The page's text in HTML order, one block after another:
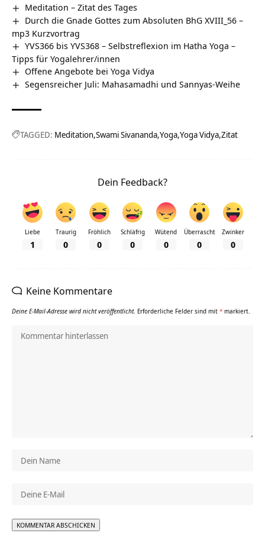
Meditation – Zitat des Tages
Durch die Gnade Gottes zum Absoluten BhG XVIII_56 –
mp3 Kurzvortrag
YVS366 bis YVS368 – Selbstreflexion im Hatha Yoga –
Tipps für Yogalehrer/innen
Offene Angebote bei Yoga Vidya
Segensreicher Juli: Mahasamadhi und Sannyas-Weihe
TAGGED: Meditation Swami Sivananda Yoga Yoga Vidya Zitat
Dein Feedback?
Liebe
1
Traurig
0
Fröhlich
0
Schläfrig
0
Wütend
0
Überrascht
0
Zwinker
0
Keine Kommentare
Deine E-Mail-Adresse wird nicht veröffentlicht. Erforderliche Felder sind mit * markiert.